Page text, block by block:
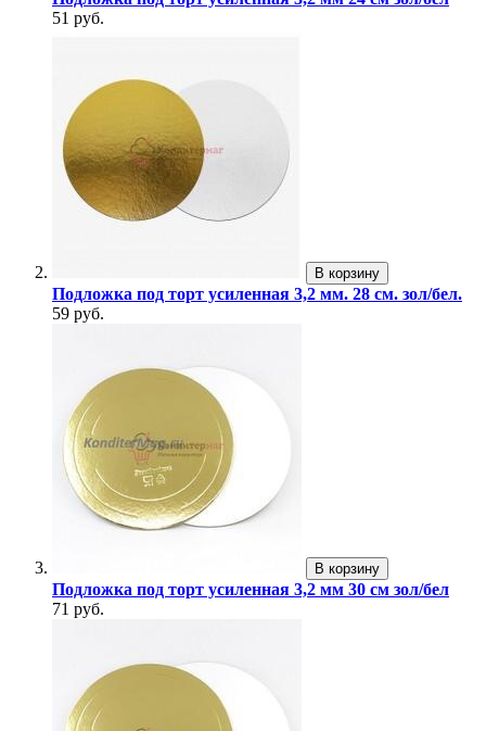
51 руб.
В корзину
Подложка под торт усиленная 3,2 мм. 28 см. зол/бел.
59 руб.
В корзину
Подложка под торт усиленная 3,2 мм 30 см зол/бел
71 руб.